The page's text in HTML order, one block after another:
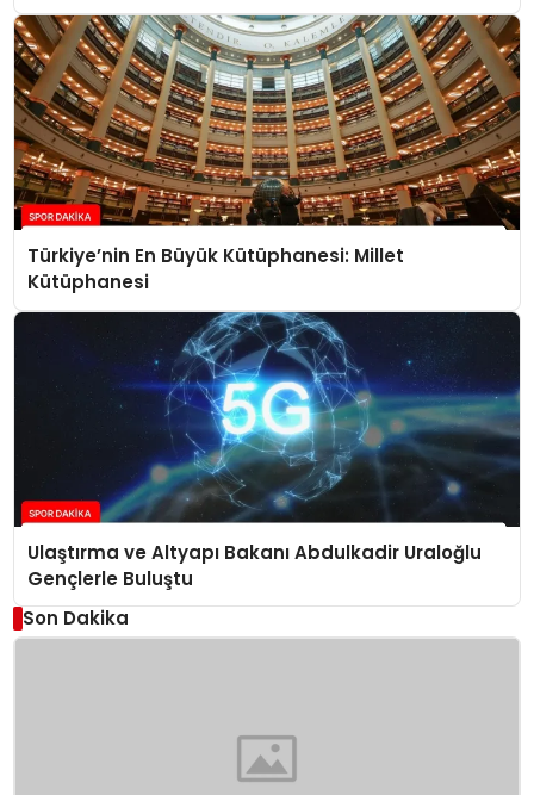
Türkiye’nin En Büyük Kütüphanesi: Millet
Kütüphanesi
Ulaştırma ve Altyapı Bakanı Abdulkadir Uraloğlu
Gençlerle Buluştu
Son Dakika